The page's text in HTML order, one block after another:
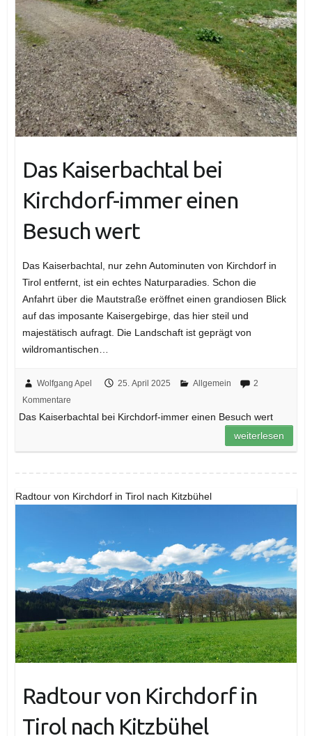
Das Kaiserbachtal bei
Kirchdorf-immer einen
Besuch wert
Das Kaiserbachtal, nur zehn Autominuten von Kirchdorf in
Tirol entfernt, ist ein echtes Naturparadies. Schon die
Anfahrt über die Mautstraße eröffnet einen grandiosen Blick
auf das imposante Kaisergebirge, das hier steil und
majestätisch aufragt. Die Landschaft ist geprägt von
wildromantischen…
Wolfgang Apel 25. April 2025 Allgemein
2
Kommentare
Das Kaiserbachtal bei Kirchdorf-immer einen Besuch wert
weiterlesen
Radtour von Kirchdorf in Tirol nach Kitzbühel
Radtour von Kirchdorf in
Tirol nach Kitzbühel